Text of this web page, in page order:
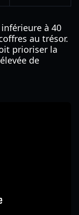
à 40
au trésor.
prioriser la
de